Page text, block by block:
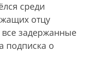
среди
отцу
все задержанные
подписка о